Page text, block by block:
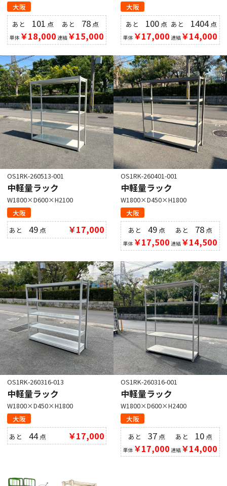
大阪
あと 101 点
単体 ￥18,000
あと 78 点
連結￥15,000
大阪
あと 100 点
単体 ￥17,000
あと 1404点
連結￥14,000
OS1RK-260513-001
中軽量ラック
W1800×D600×H2100
大阪
あと49 点 ￥17,000
OS1RK-260401-001
中軽量ラック
W1800×D450×H1800
大阪
あと 49点
単体 ￥17,500
あと 78 点
連結￥14,500
OS1RK-260316-013
中軽量ラック
W1800×D450×H1800
大阪
あと44点 ￥17,000
OS1RK-260316-001
中軽量ラック
W1800×D600×H2400
大阪
あと 37点
単体 ￥17,000
あと 10 点
連結￥14,000